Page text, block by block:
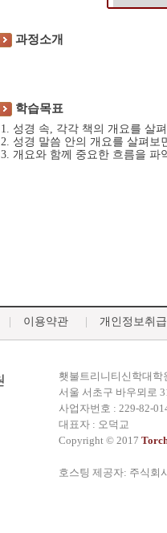
과정소개
학습목표
1. 성경 속, 각각 책의 개요를 살
2. 성경 말씀 안의 개요를 살펴보
3. 개요와 함께 중요한 흐름을 파
이용약관 개인정보취
횃불트리니티신학대학
서울 서초구 바우뫼로
사업자번호 : 229-82-
대표자 : 오덕교
Copyright © 2017
호스팅 제공자: 주식회